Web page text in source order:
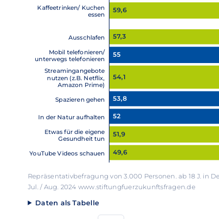
Kaffeetrinken/ Kuchen
essen
59,6
Ausschlafen 57,3
Mobil telefonieren/
unterwegs telefonieren
55
Streamingangebote
nutzen (z.B. Netflix,
Amazon Prime)
54,1
Spazieren gehen 53,8
In der Natur aufhalten 52
Etwas für die eigene
Gesundheit tun
51,9
YouTube Videos schauen 49,6
Repräsentativbefragung von 3.000 Personen. ab 18 J. in
Jul. / Aug. 2024 www.stiftungfuerzukunftsfragen.de
Daten als Tabelle